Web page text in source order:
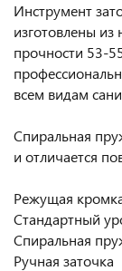
Инструмент
изготовлены
прочности 53-
всем видам
Спиральная
и отличается
Режущая
Стандартный
Спиральная
Ручная заточка